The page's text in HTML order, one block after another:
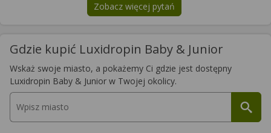
Zobacz więcej pytań
na tematLuxidropin Baby & Junior
Gdzie kupić Luxidropin Baby & Junior
Wskaż swoje miasto, a pokażemy Ci gdzie jest dostępny
Luxidropin Baby & Junior w Twojej okolicy.